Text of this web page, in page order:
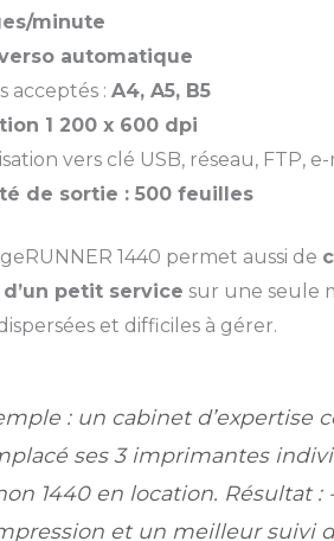
minute
automatique
acceptés : A4, A5, B5
1 200 x 600 dpi
vers clé USB, réseau, FTP, e-
de sortie : 500 feuilles
1440 permet aussi de
petit service sur une seule
et difficiles à gérer.
: un cabinet d’expertise
ses 3 imprimantes
1440 en location. Résultat :
et un meilleur suivi